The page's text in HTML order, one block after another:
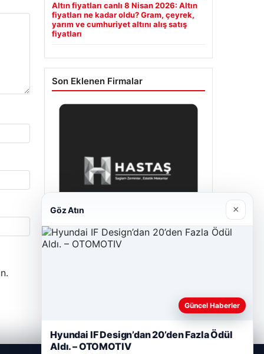
Altın fiyatları canlı 8 Nisan 2026: Altın
fiyatları ne kadar oldu? Gram, çeyrek,
yarım ve cumhuriyet altını alış satış
fiyatları
Son Eklenen Firmalar
Göz Atın ×
Güncel Haberler
Hyundai IF Design’dan 20’den Fazla Ödül
Aldı. – OTOMOTIV